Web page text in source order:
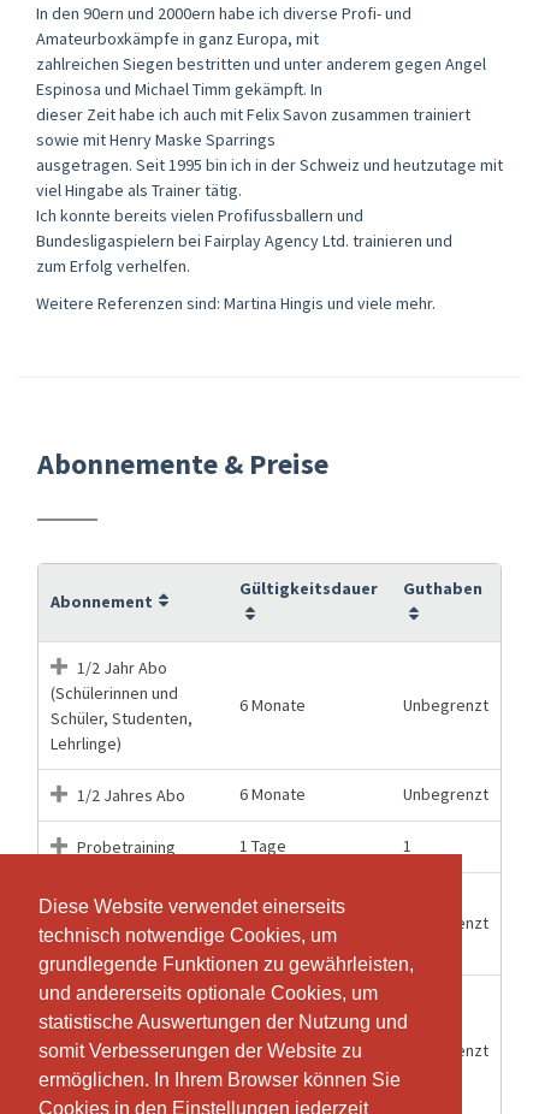
Diese Website verwendet einerseits
technisch notwendige Cookies, um
grundlegende Funktionen zu gewährleisten,
und andererseits optionale Cookies, um
statistische Auswertungen der Nutzung und
somit Verbesserungen der Website zu
ermöglichen. In Ihrem Browser können Sie
Cookies in den Einstellungen jederzeit
Diese Website verwendet einerseits
technisch notwendige Cookies, um
grundlegende Funktionen zu gewährleisten,
und andererseits optionale Cookies, um
statistische Auswertungen der Nutzung und
somit Verbesserungen der Website zu
ermöglichen. In Ihrem Browser können Sie
Cookies in den Einstellungen jederzeit
In den 90ern und 2000ern habe ich diverse Profi- und
Amateurboxkämpfe in ganz Europa, mit
zahlreichen Siegen bestritten und unter anderem gegen Angel
Espinosa und Michael Timm gekämpft. In
dieser Zeit habe ich auch mit Felix Savon zusammen trainiert
sowie mit Henry Maske Sparrings
ausgetragen. Seit 1995 bin ich in der Schweiz und heutzutage mit
viel Hingabe als Trainer tätig.
Ich konnte bereits vielen Profifussballern und
Bundesligaspielern bei Fairplay Agency Ltd. trainieren und
zum Erfolg verhelfen.
Weitere Referenzen sind: Martina Hingis und viele mehr.
Abonnemente & Preise
Abonnement
Gültigkeitsdauer Guthaben
1/2 Jahr Abo
(Schülerinnen und
Schüler, Studenten,
Lehrlinge)
6 Monate Unbegrenzt
1/2 Jahres Abo 6 Monate Unbegrenzt
Probetraining 1 Tage 1
**Special** 1
Jahres Abo
Erwachsene
12 Monate Unbegrenzt
**Special** 1
Jahres Abo
(Schülerinnen und
Schüler, Studenten,
Lehrlinge)
12 Monate Unbegrenzt